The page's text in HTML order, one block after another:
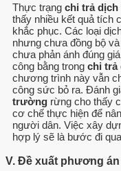
Thực trạng chi trả
thấy nhiều kết quả tích
khắc phục. Các loại
nhưng chưa đồng bộ
chưa phản ánh đúng
công bằng trong chi trả
chương trình này vẫn
công sức bỏ ra. Đánh
trường rừng cho thấy
cơ chế thực hiện để
người dân. Việc xây
hợp lý sẽ là bước đi
V. Đề xuất phương